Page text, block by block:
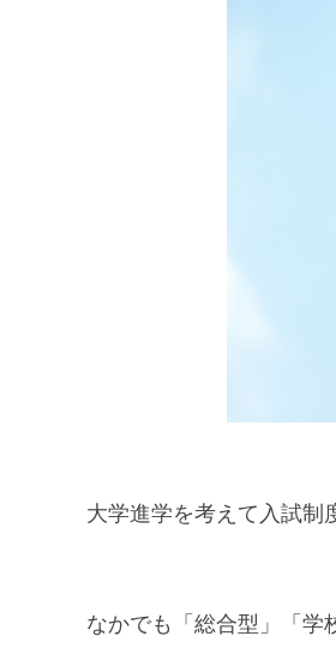
大学進学を考えて入試制
なかでも「総合型」「学